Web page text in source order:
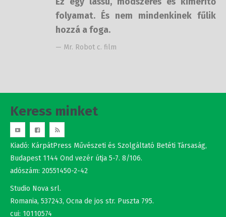
mindenkinek fűlik hozzá a foga.
— Mr. Robot c. film
Kiadó: KárpátPress Művészeti és Szolgáltató Betéti Társaság,
Budapest 1144 Ond vezér útja 5-7. 8/106.
adószám: 20551450-2-42
Studio Nova srl.
cui: 10110574